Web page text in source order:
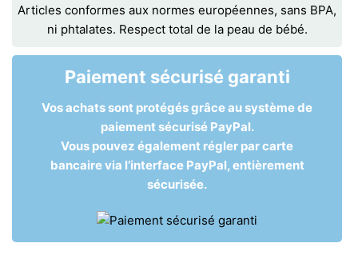
Articles conformes aux normes européennes, sans BPA,
ni phtalates. Respect total de la peau de bébé.
Paiement sécurisé garanti
Vos achats sont protégés grâce au système de
paiement sécurisé PayPal.
Vous pouvez également régler par carte
bancaire via l’interface PayPal, entièrement
sécurisée.